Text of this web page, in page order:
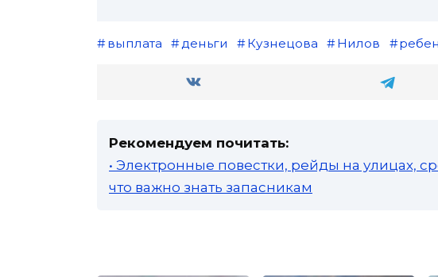
выплата деньги Кузнецова Нилов
Рекомендуем почитать:
• Электронные повестки, рейды на улицах,
что важно знать запасникам